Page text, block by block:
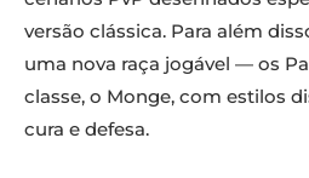
versão clássica. Para além
uma nova raça jogável — os
classe, o Monge, com estilos
cura e defesa.